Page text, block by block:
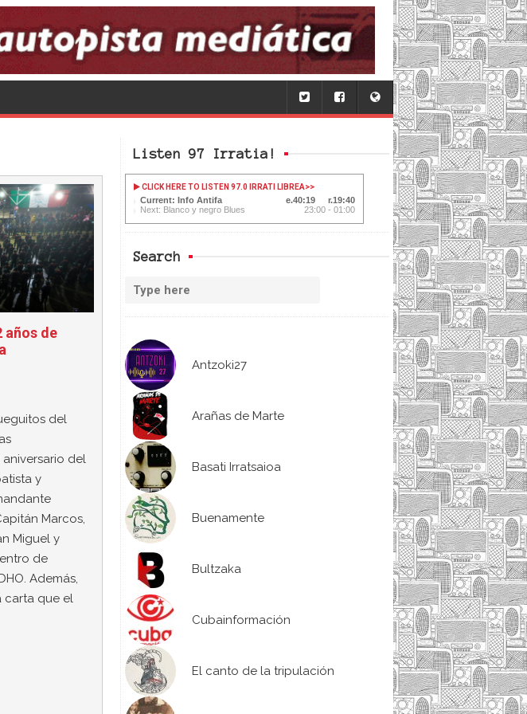
Listen 97 Irratia!
CLICK HERE TO LISTEN 97.0 IRRATI LIBREA>>
Current: Info Antifa 40:20
19:39
Next: Blanco y negro Blues
23:00 - 01:00
Search
Antzoki27
Arañas de Marte
Basati Irratsaioa
Buenamente
Bultzaka
Cubainformación
El canto de la tripulación
años de
del
del
y
Marcos,
Miguel y
de
Además,
carta que el